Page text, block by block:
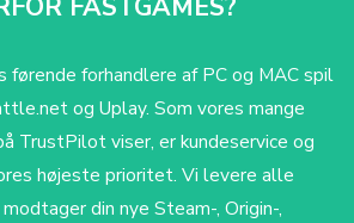
FASTGAMES?
førende forhandlere af PC og MAC spil
og Uplay. Som vores mange
TrustPilot viser, er kundeservice og
højeste prioritet. Vi levere alle
din nye Steam-, Origin-,